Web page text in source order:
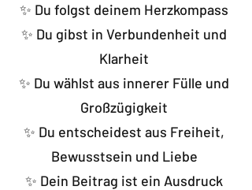
✨ Du folgst deinem Herzkompass
✨ Du gibst in Verbundenheit und
Klarheit
✨ Du wählst aus innerer Fülle und
Großzügigkeit
✨ Du entscheidest aus Freiheit,
Bewusstsein und Liebe
✨ Dein Beitrag ist ein Ausdruck